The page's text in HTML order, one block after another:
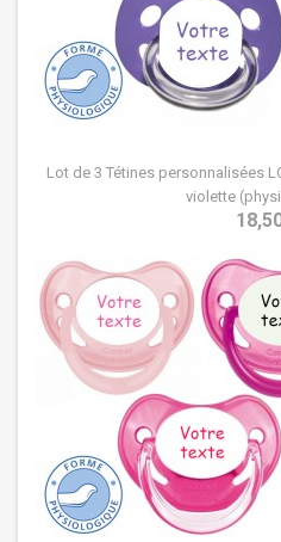
Lot de 3 Tétines personnalisées
violette